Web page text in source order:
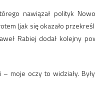
nawiązał polityk
(jak się okazało
Rabiej dodał kolejny
moje oczy to widziały.